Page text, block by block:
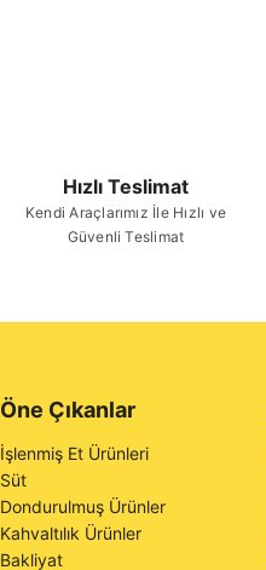
Hızlı Teslimat
Kendi Araçlarımız İle Hızlı ve
Güvenli Teslimat
Öne Çıkanlar
İşlenmiş Et Ürünleri
Süt
Dondurulmuş Ürünler
Kahvaltılık Ürünler
Bakliyat